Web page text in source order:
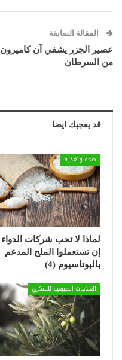
المقالة السابقة
عصير الجزر يشفي آن كاميرون
من السرطان
قد يعجبك ايضا
صحة وتغذية
لماذا لا تحب شركات الدواء
إن تستعملوا الملح المدعم
بالبوتاسيوم (4)
العلاجات الطبيعية للسكري